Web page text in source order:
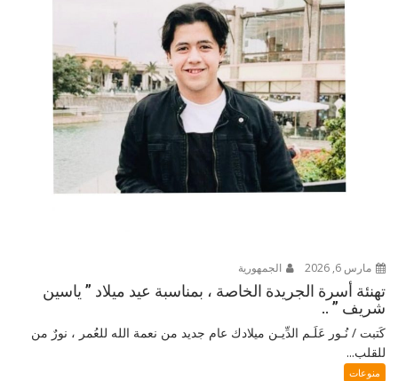
مارس 6, 2026 الجمهورية
تهنئة أسرة الجريدة الخاصة ، بمناسبة عيد ميلاد ” ياسين
شريف ” ..
كَتبت / نُـور عَلَـم الدِّيـن ميلادك عام جديد من نعمة الله للعُمر ، نورٌ من
للقلب...
منوعات